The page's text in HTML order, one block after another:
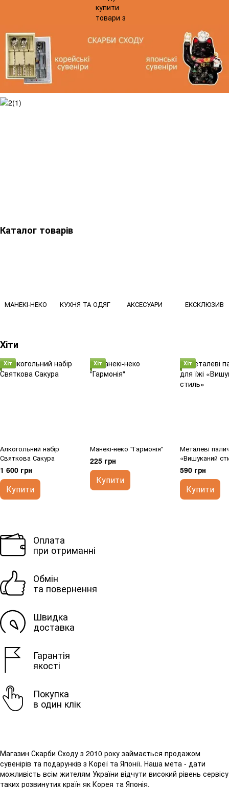
Каталог товарів
МАНЕКІ-НЕКО КУХНЯ ТА ОДЯГ АКСЕСУАРИ ЕКСКЛЮЗИВ
Хіти
Хіт
Алкогольний набір
Святкова Сакура
1 600 грн
Купити
Хіт
Манекі-неко "Гармонія"
225 грн
Купити
Хіт
Металеві
«Вишуканий
590 грн
Купити
Оплата
при отриманні
Обмін
та повернення
Швидка
доставка
Гарантія
якості
Покупка
в один клік
Магазин Скарби Сходу з 2010 року займається продажом
сувенірів та подарунків з Кореї та Японії. Наша мета - дати
можливість всім жителям України відчути високий рівень сервісу
таких розвинутих країн як Корея та Японія.